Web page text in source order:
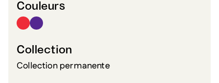
Couleurs
Collection
Collection permanente